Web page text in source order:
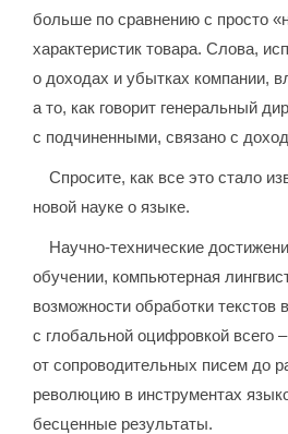
больше по сравнению с просто
характеристик товара. Слова,
о доходах и убытках компании,
а то, как говорит генеральный
с подчиненными, связано с
Спросите, как все это стало
новой науке о языке.
Научно-технические
обучении, компьютерная
возможности обработки текстов
с глобальной оцифровкой всего –
от сопроводительных писем до
революцию в инструментах
бесценные результаты.